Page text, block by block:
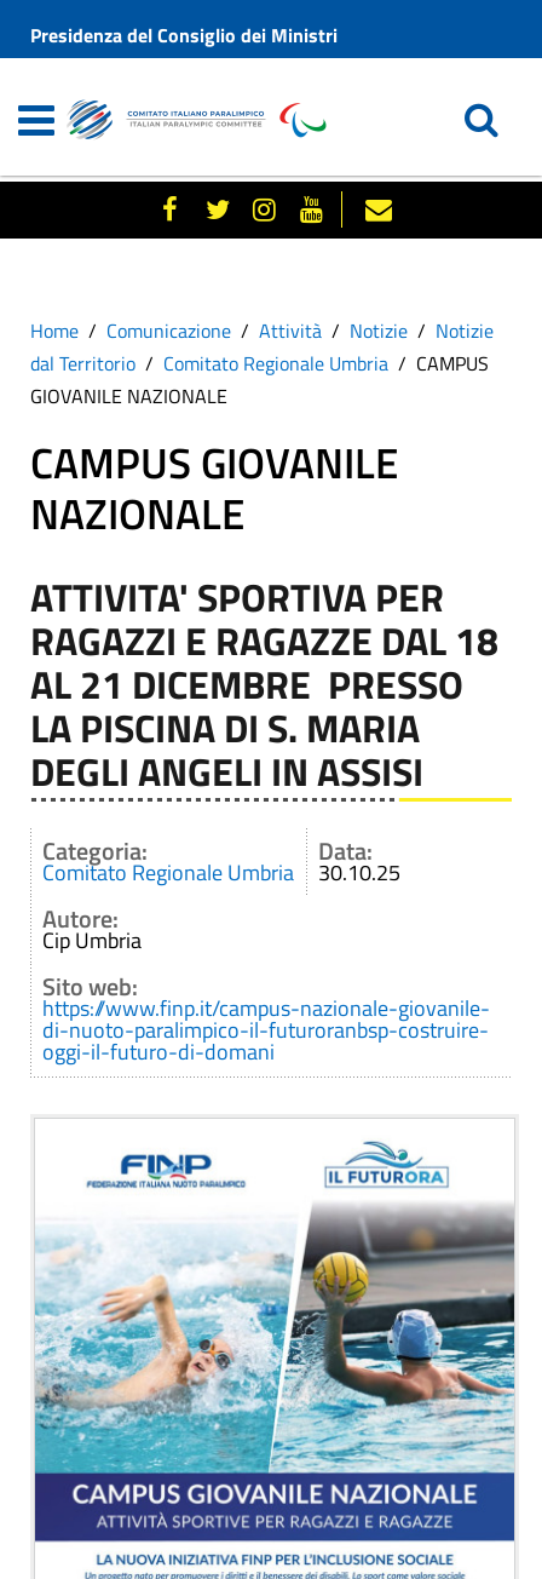
Presidenza del Consiglio dei Ministri
Home Comunicazione Attività Notizie
Notizie
dal Territorio
Comitato Regionale Umbria
CAMPUS
GIOVANILE NAZIONALE
CAMPUS GIOVANILE
NAZIONALE
ATTIVITA' SPORTIVA PER
RAGAZZI E RAGAZZE DAL 18
AL 21 DICEMBRE PRESSO
LA PISCINA DI S. MARIA
DEGLI ANGELI IN ASSISI
Categoria:
Comitato Regionale Umbria
Data:
30.10.25
Autore:
Cip Umbria
Sito web:
https://www.finp.it/campus-nazionale-giovanile-
di-nuoto-paralimpico-il-futuroranbsp-costruire-
oggi-il-futuro-di-domani